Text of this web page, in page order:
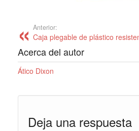
Anterior:
Caja plegable de plástico
Acerca del autor
Ático Dixon
Deja una respuesta